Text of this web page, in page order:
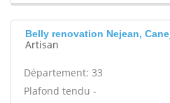
Belly renovation Nejean,
Artisan
Département: 33
Plafond tendu -